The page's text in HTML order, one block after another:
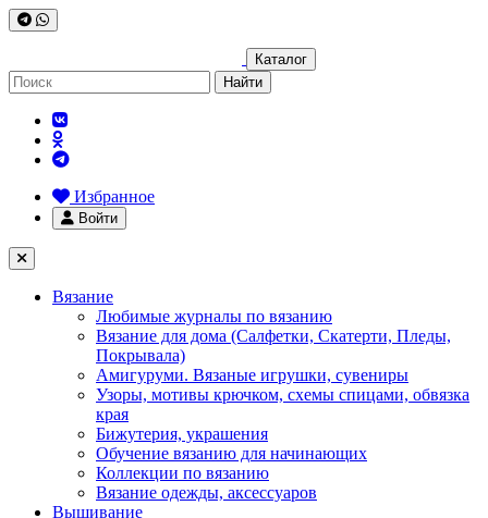
Каталог
Найти
Избранное
Войти
Вязание
Любимые журналы по вязанию
Вязание для дома (Салфетки, Скатерти, Пледы,
Покрывала)
Амигуруми. Вязаные игрушки, сувениры
Узоры, мотивы крючком, схемы спицами, обвязка
края
Бижутерия, украшения
Обучение вязанию для начинающих
Коллекции по вязанию
Вязание одежды, аксессуаров
Вышивание